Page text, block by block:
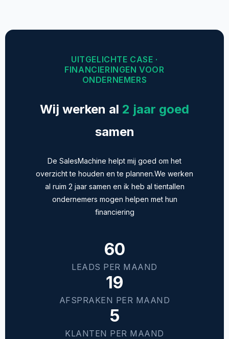
UITGELICHTE CASE ·
FINANCIERINGEN VOOR
ONDERNEMERS
Wij werken al 2 jaar goed
samen
De SalesMachine helpt mij goed om het
overzicht te houden en te plannen.We werken
al ruim 2 jaar samen en ik heb al tientallen
ondernemers mogen helpen met hun
financiering
60
LEADS PER MAAND
19
AFSPRAKEN PER MAAND
5
KLANTEN PER MAAND